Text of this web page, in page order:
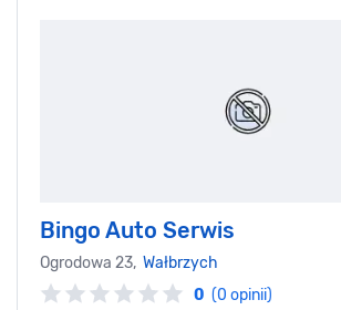
Bingo Auto Serwis
Ogrodowa 23, Wałbrzych
0 (0 opinii)